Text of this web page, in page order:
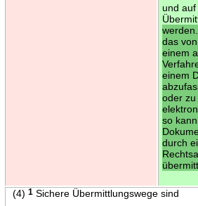
und auf
werden.
das
einem
einem
oder zu
so
durch
(4) 1Sichere Übermittlungswege sind